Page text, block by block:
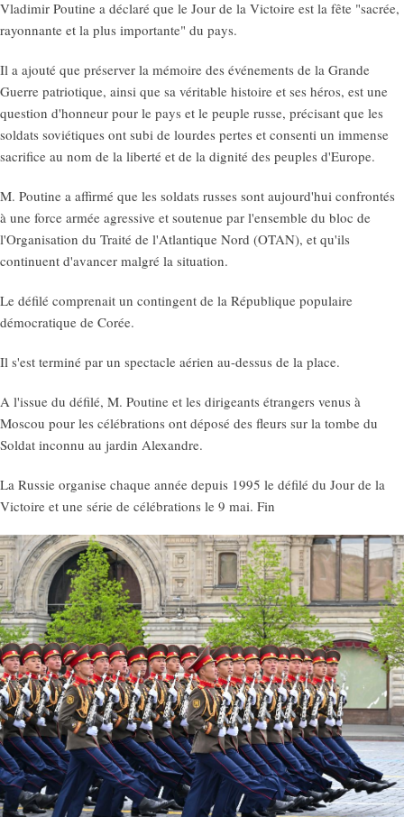
Vladimir Poutine a déclaré que le Jour de la Victoire est la fête "sacrée,
rayonnante et la plus importante" du pays.
Il a ajouté que préserver la mémoire des événements de la Grande
Guerre patriotique, ainsi que sa véritable histoire et ses héros, est une
question d'honneur pour le pays et le peuple russe, précisant que les
soldats soviétiques ont subi de lourdes pertes et consenti un immense
sacrifice au nom de la liberté et de la dignité des peuples d'Europe.
M. Poutine a affirmé que les soldats russes sont aujourd'hui confrontés
à une force armée agressive et soutenue par l'ensemble du bloc de
l'Organisation du Traité de l'Atlantique Nord (OTAN), et qu'ils
continuent d'avancer malgré la situation.
Le défilé comprenait un contingent de la République populaire
démocratique de Corée.
Il s'est terminé par un spectacle aérien au-dessus de la place.
A l'issue du défilé, M. Poutine et les dirigeants étrangers venus à
Moscou pour les célébrations ont déposé des fleurs sur la tombe du
Soldat inconnu au jardin Alexandre.
La Russie organise chaque année depuis 1995 le défilé du Jour de la
Victoire et une série de célébrations le 9 mai. Fin